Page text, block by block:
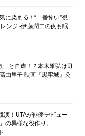
に染まる！“一番怖い”視
ンジ -伊藤潤二の夜も眠
と自虐！？本木雅弘は司
由里子 映画『黒牢城』公
演！UTAが俳優デビュー
の異様な役作り。